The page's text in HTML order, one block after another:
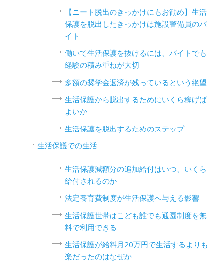
【ニート脱出のきっかけにもお勧め】生活
保護を脱出したきっかけは施設警備員のバ
イト
働いて生活保護を抜けるには、バイトでも
経験の積み重ねが大切
多額の奨学金返済が残っているという絶望
生活保護から脱出するためにいくら稼げば
よいか
生活保護を脱出するためのステップ
生活保護での生活
生活保護減額分の追加給付はいつ、いくら
給付されるのか
法定養育費制度が生活保護へ与える影響
生活保護世帯はこども誰でも通園制度を無
料で利用できる
生活保護が給料月20万円で生活するよりも
楽だったのはなぜか